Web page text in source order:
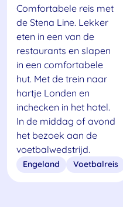
Comfortabele reis met
de Stena Line. Lekker
eten in een van de
restaurants en slapen
in een comfortabele
hut. Met de trein naar
hartje Londen en
inchecken in het hotel.
In de middag of avond
het bezoek aan de
voetbalwedstrijd.
Engeland Voetbalreis